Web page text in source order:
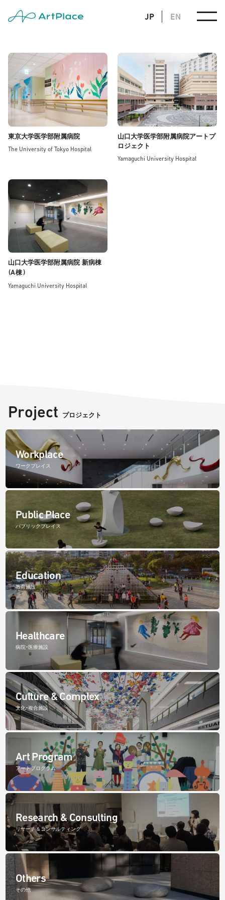
JP EN
東京大学医学部附属病院
The University of Tokyo Hospital
山口大学医学部附属病院アートプ
ロジェクト
Yamaguchi University Hospital
山口大学医学部附属病院 新病棟
(A棟)
Yamaguchi University Hospital
Project プロジェクト
Workplace
ワークプレイス
Public Place
パブリックプレイス
Education
教育施設
Healthcare
病院・医療施設
Culture & Complex
文化・複合施設
Art Program
アートプログラム
Research & Consulting
リサーチ＆コンサルティング
Others
その他